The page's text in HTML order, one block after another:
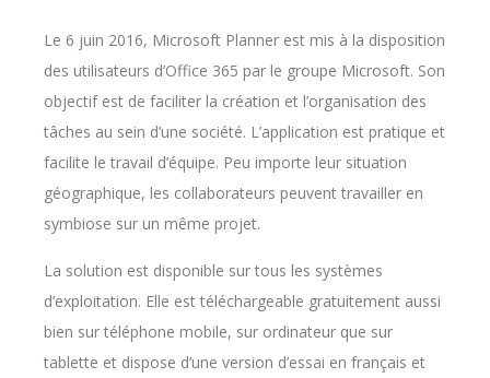
Le 6 juin 2016, Microsoft Planner est mis à la disposition
des utilisateurs d’Office 365 par le groupe Microsoft. Son
objectif est de faciliter la création et l’organisation des
tâches au sein d’une société. L’application est pratique et
facilite le travail d’équipe. Peu importe leur situation
géographique, les collaborateurs peuvent travailler en
symbiose sur un même projet.
La solution est disponible sur tous les systèmes
d’exploitation. Elle est téléchargeable gratuitement aussi
bien sur téléphone mobile, sur ordinateur que sur
tablette et dispose d’une version d’essai en français et